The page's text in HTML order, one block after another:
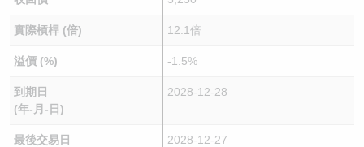
實際槓桿 (倍) 12.1倍
溢價 (%) -1.5%
到期日
(年-月-日)
2028-12-28
最後交易日
2028-12-27